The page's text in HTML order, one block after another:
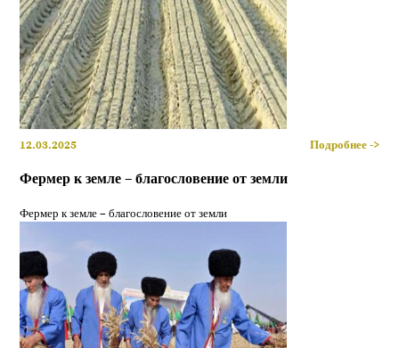
12.03.2025 Подробнее ->
Фермер к земле – благословение от земли
Фермер к земле – благословение от земли